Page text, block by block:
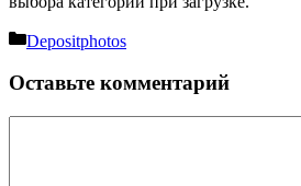
Рубрики
Depositphotos
Оставьте комментарий